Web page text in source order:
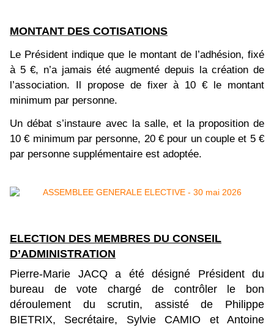
MONTANT DES COTISATIONS
Le Président indique que le montant de l’adhésion, fixé
à 5 €, n’a jamais été augmenté depuis la création de
l’association. Il propose de fixer à 10 € le montant
minimum par personne.
Un débat s’instaure avec la salle, et la proposition de
10 € minimum par personne, 20 € pour un couple et 5 €
par personne supplémentaire est adoptée.
ELECTION DES MEMBRES DU CONSEIL
D’ADMINISTRATION
Pierre-Marie JACQ a été désigné Président du
bureau de vote chargé de contrôler le bon
déroulement du scrutin, assisté de Philippe
BIETRIX, Secrétaire, Sylvie CAMIO et Antoine